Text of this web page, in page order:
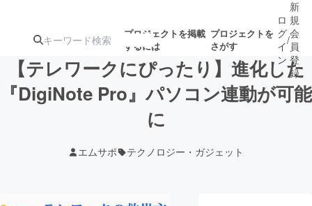
プロジェクトを掲載
するには
プロジェクトを
さがす
注目の新着プロ
ロ
グ
イ
ン
/
新
規
会
員
登
録
【テレワークにぴったり】進化した
『DigiNote Pro』パソコン連動が可能
に
エムサポ テクノロジー・ガジェット